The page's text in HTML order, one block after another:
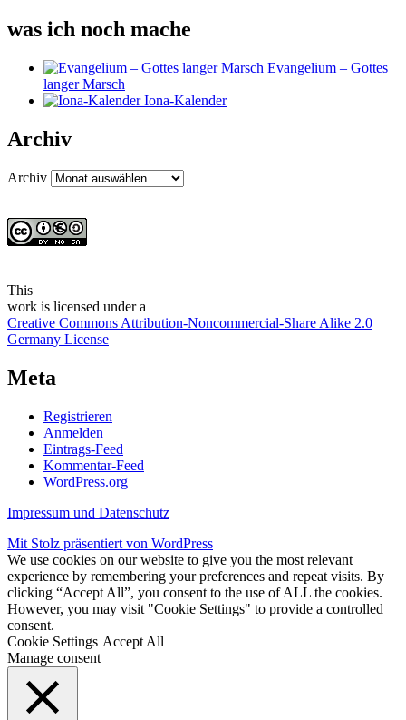
was ich noch mache
Evangelium – Gottes
langer Marsch
Iona-Kalender
Archiv
Archiv
This
work is licensed under a
Creative Commons Attribution-Noncommercial-Share Alike 2.0
Germany License
Meta
Registrieren
Anmelden
Eintrags-Feed
Kommentar-Feed
WordPress.org
Impressum und Datenschutz
Mit Stolz präsentiert von WordPress
We use cookies on our website to give you the most relevant
experience by remembering your preferences and repeat visits. By
clicking “Accept All”, you consent to the use of ALL the cookies.
However, you may visit "Cookie Settings" to provide a controlled
consent.
Cookie Settings Accept All
Manage consent